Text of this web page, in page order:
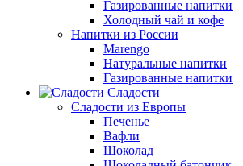
Газированные напитки
Холодный чай и кофе
Напитки из России
Marengo
Натуральные напитки
Газированные напитки
Сладости
Сладости из Европы
Печенье
Вафли
Шоколад